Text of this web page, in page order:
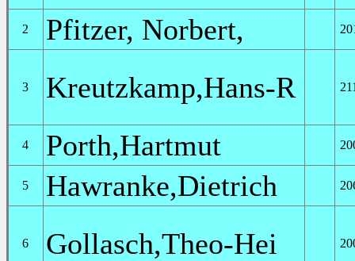
2 Pfitzer, Norbert,
3 Kreutzkamp,Hans-R
4 Porth,Hartmut
5 Hawranke,Dietrich
6 Gollasch,Theo-Hei